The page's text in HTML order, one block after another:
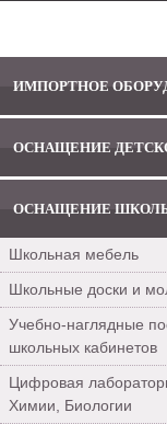
ИМПОРТНОЕ
ОСНАЩЕНИЕ
ОСНАЩЕНИЕ
Школьная мебель
Школьные доски и
Учебно-наглядные
школьных кабинетов
Цифровая
Химии, Биологии